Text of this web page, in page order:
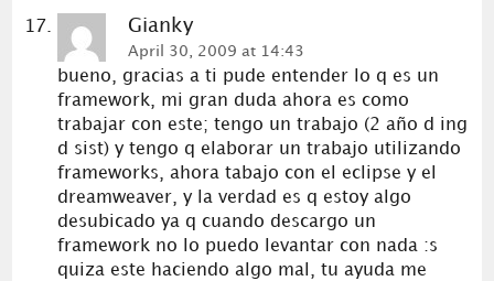
Gianky
April 30, 2009 at 14:43
bueno, gracias a ti pude entender lo q es un
framework, mi gran duda ahora es como
trabajar con este; tengo un trabajo (2 año d ing
d sist) y tengo q elaborar un trabajo utilizando
frameworks, ahora tabajo con el eclipse y el
dreamweaver, y la verdad es q estoy algo
desubicado ya q cuando descargo un
framework no lo puedo levantar con nada :s
quiza este haciendo algo mal, tu ayuda me